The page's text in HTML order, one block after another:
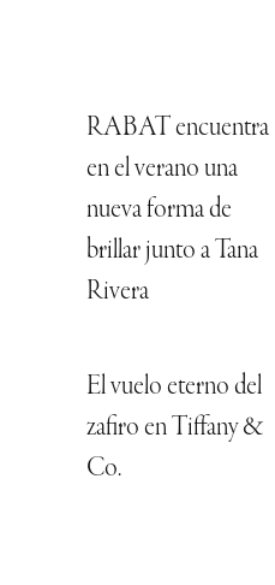
RABAT encuentra
en el verano una
nueva forma de
brillar junto a Tana
Rivera
El vuelo eterno del
zafiro en Tiffany &
Co.